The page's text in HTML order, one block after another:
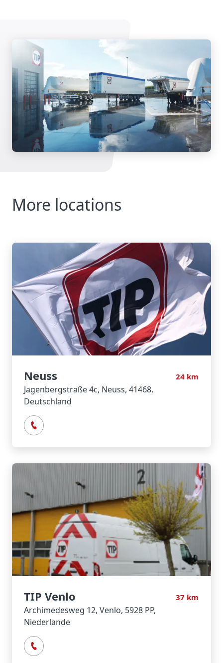
More locations
24 km
Neuss
Jagenbergstraße 4c, Neuss, 41468,
Deutschland
37 km
TIP Venlo
Archimedesweg 12, Venlo, 5928 PP,
Niederlande